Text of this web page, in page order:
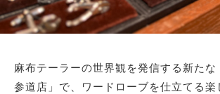
麻布テーラーの世界観を発信する新た
参道店」で、ワードローブを仕立てる楽